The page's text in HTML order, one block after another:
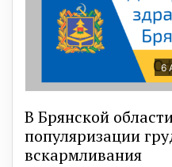
6
В Брянской
популяризации
вскармливания